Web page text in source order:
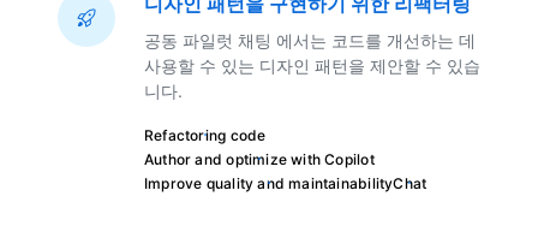
공동 파일럿 채팅 에서는 코드를 개선하는 데
사용할 수 있는 디자인 패턴을 제안할 수 있습
니다.
Refactoring code
Author and optimize with Copilot
Improve quality and maintainabilityChat